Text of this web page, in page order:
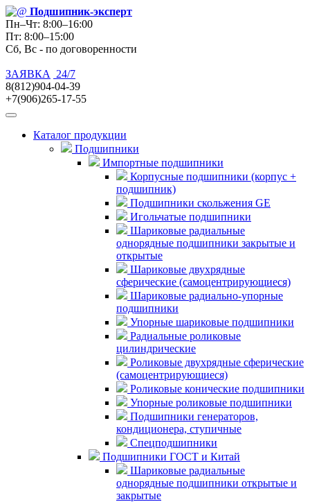
Подшипник-эксперт
Пн–Чт: 8:00–16:00
Пт: 8:00–15:00
Сб, Вс - по договоренности
ЗАЯВКА
24/7
8(812)904-04-39
+7(906)265-17-55
Каталог продукции
Подшипники
Импортные подшипники
Корпусные подшипники (корпус +
подшипник)
Подшипники скольжения GE
Игольчатые подшипники
Шариковые радиальные
однорядные подшипники закрытые и
открытые
Шариковые двухрядные
сферические (самоцентрирующиеся)
Шариковые радиально-упорные
подшипники
Упорные шариковые подшипники
Радиальные роликовые
цилиндрические
Роликовые двухрядные сферические
(самоцентрирующиеся)
Роликовые конические подшипники
Упорные роликовые подшипники
Подшипники генераторов,
кондиционера, ступичные
Спецподшипники
Подшипники ГОСТ и Китай
Шариковые радиальные
однорядные подшипники открытые и
закрытые